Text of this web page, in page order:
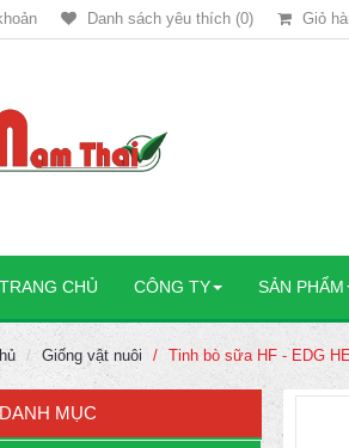
Danh sách yêu thích (0) Giỏ
TRANG CHỦ CÔNG TY SẢN PHẨM
Giống vật nuôi Tinh bò sữa HF - EDG
DANH MỤC